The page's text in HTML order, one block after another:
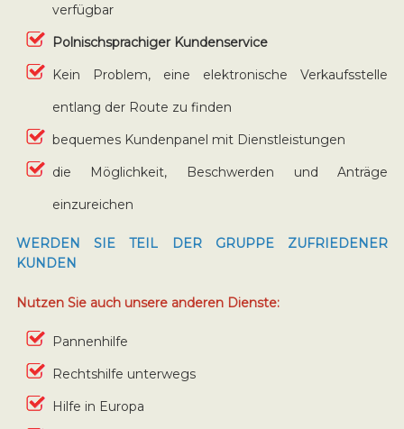
verfügbar
Polnischsprachiger Kundenservice
Kein Problem, eine elektronische Verkaufsstelle
entlang der Route zu finden
bequemes Kundenpanel mit Dienstleistungen
die Möglichkeit, Beschwerden und Anträge
einzureichen
WERDEN SIE TEIL DER GRUPPE ZUFRIEDENER
KUNDEN
Nutzen Sie auch unsere anderen Dienste:
Pannenhilfe
Rechtshilfe unterwegs
Hilfe in Europa